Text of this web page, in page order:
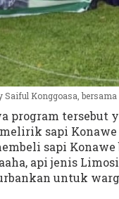
Saiful Konggoasa,
program tersebut
sapi
sapi
api jenis
untuk